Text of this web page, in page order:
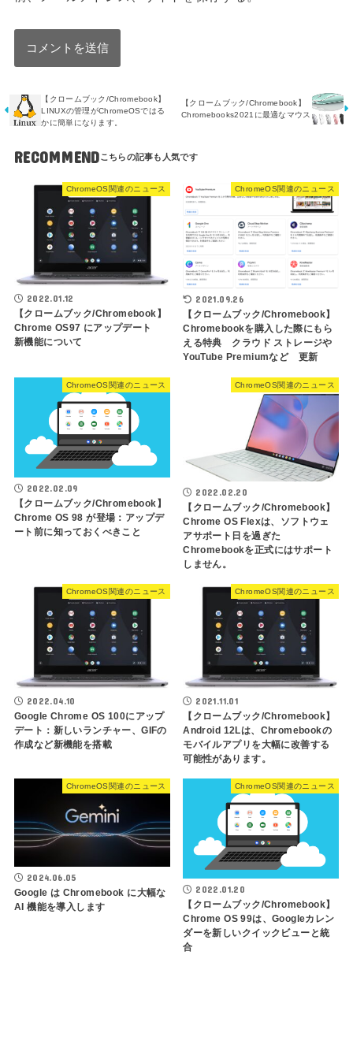
【クロームブック/Chromebook】
LINUXの管理がChromeOSではる
かに簡単になります。
【クロームブック/Chromebook】
Chromebooks2021に最適なマウス
RECOMMEND
ChromeOS関連のニュース
2022.01.12
【クロームブック/Chromebook】
Chrome OS97 にアップデート
新機能について
ChromeOS関連のニュース
2021.09.26
【クロームブック/Chromebook】
Chromebookを購入した際にもら
える特典 クラウド ストレージや
YouTube Premiumなど 更新
ChromeOS関連のニュース
2022.02.09
【クロームブック/Chromebook】
Chrome OS 98 が登場：アップデ
ート前に知っておくべきこと
ChromeOS関連のニュース
2022.02.20
【クロームブック/Chromebook】
Chrome OS Flexは、ソフトウェ
アサポート日を過ぎた
Chromebookを正式にはサポート
しません。
ChromeOS関連のニュース
2022.04.10
Google Chrome OS 100にアップ
デート：新しいランチャー、GIFの
作成など新機能を搭載
ChromeOS関連のニュース
2021.11.01
【クロームブック/Chromebook】
Android 12Lは、Chromebookの
モバイルアプリを大幅に改善する
可能性があります。
ChromeOS関連のニュース
2024.06.05
Google は Chromebook に大幅な
AI 機能を導入します
ChromeOS関連のニュース
2022.01.20
【クロームブック/Chromebook】
Chrome OS 99は、Googleカレン
ダーを新しいクイックビューと統
合